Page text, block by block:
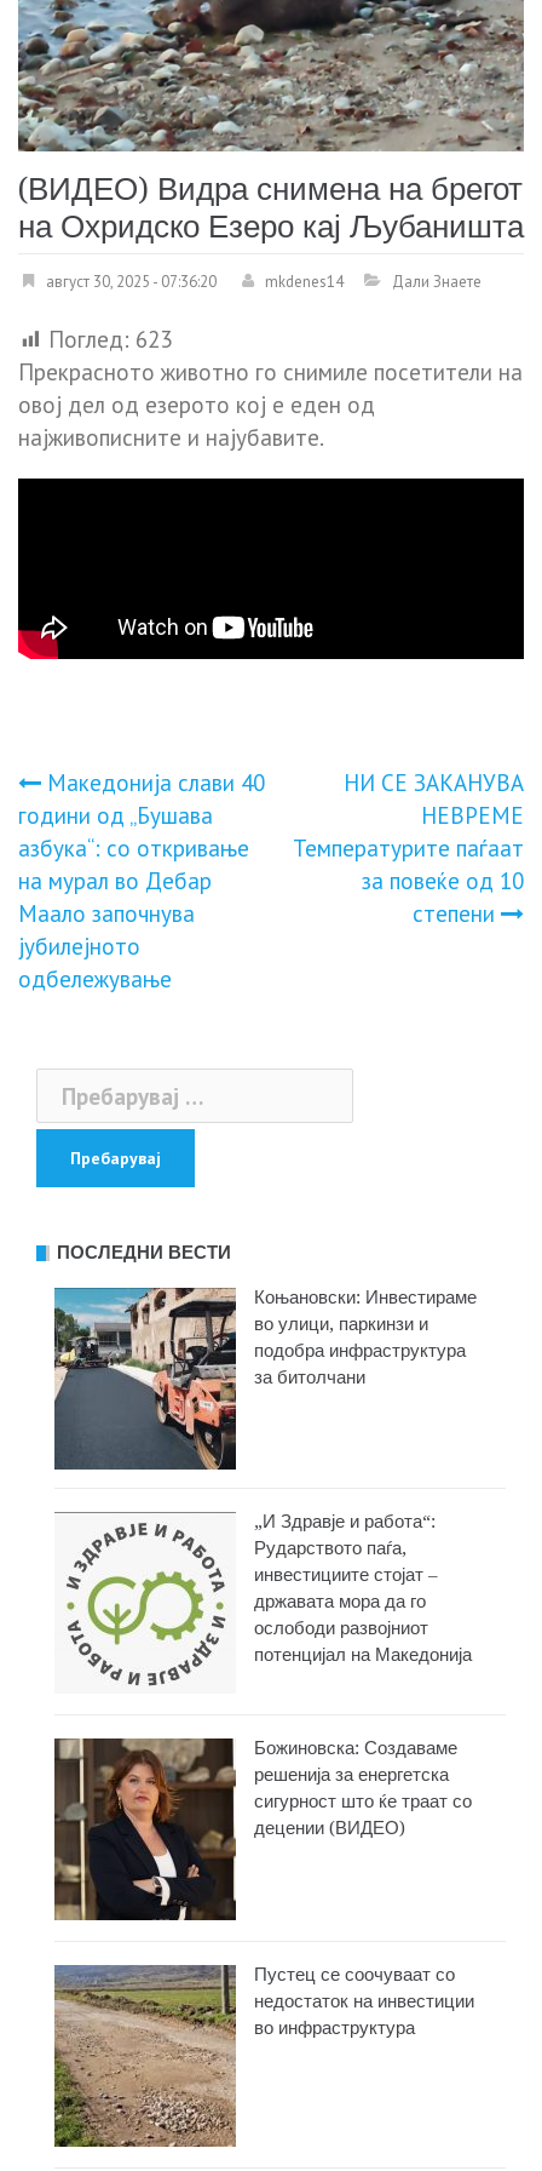
(ВИДЕО) Видра снимена на брегот
на Охридско Езеро кај Љубаништа
август 30, 2025 - 07:36:20 mkdenes14 Дали Знаете
Поглед: 623
Прекрасното животно го снимиле посетители на
овој дел од езерото кој е еден од
најживописните и најубавите.
Навигација
на
напис
Македонија слави 40
години од „Бушава
азбука“: со откривање
на мурал во Дебар
Маало започнува
јубилејното
одбележување
НИ СЕ ЗАКАНУВА
НЕВРЕМЕ
Температурите паѓаат
за повеќе од 10
степени
Пребарувај
за:
ПОСЛЕДНИ ВЕСТИ
Коњановски: Инвестираме
во улици, паркинзи и
подобра инфраструктура
за битолчани
„И Здравје и работа“:
Рударството паѓа,
инвестициите стојат –
државата мора да го
ослободи развојниот
потенцијал на Македонија
Божиновска: Создаваме
решенија за енергетска
сигурност што ќе траат со
децении (ВИДЕО)
Пустец се соочуваат со
недостаток на инвестиции
во инфраструктура